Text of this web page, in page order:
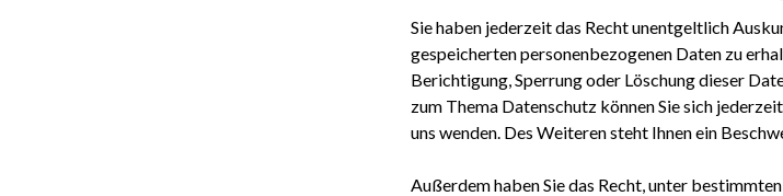
Sie haben jederzeit das Recht unentgeltlich
gespeicherten personenbezogenen Daten zu
Berichtigung, Sperrung oder Löschung dieser
zum Thema Datenschutz können Sie sich
uns wenden. Des Weiteren steht Ihnen ein
Außerdem haben Sie das Recht, unter